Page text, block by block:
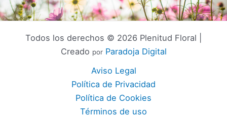
Todos los derechos © 2026 Plenitud Floral |
Creado por Paradoja Digital
Aviso Legal
Política de Privacidad
Política de Cookies
Términos de uso